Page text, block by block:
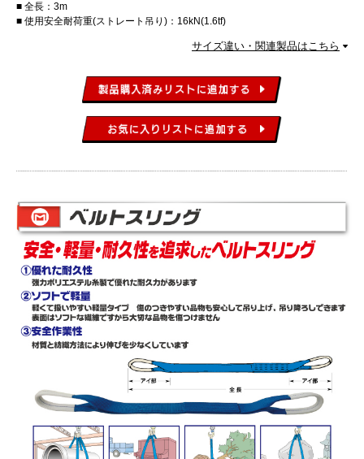
全長：3m
使用安全耐荷重(ストレート吊り)：16kN(1.6tf)
サイズ違い・関連製品はこちら